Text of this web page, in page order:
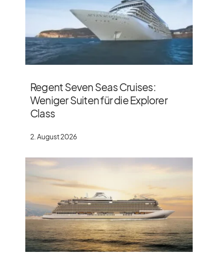
Regent Seven Seas Cruises:
Weniger Suiten für die Explorer
Class
2. August 2026